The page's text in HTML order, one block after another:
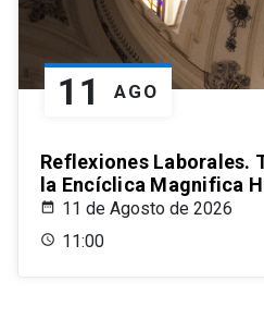
11 AGO
Reflexiones Laborales.
la Encíclica Magnifica
11 de Agosto de 2026
11:00